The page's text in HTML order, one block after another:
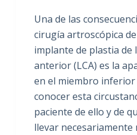
Una de las
cirugía artroscópica
implante de plastia de
anterior (LCA) es la
en el miembro inferior
conocer esta
paciente de ello y de
llevar